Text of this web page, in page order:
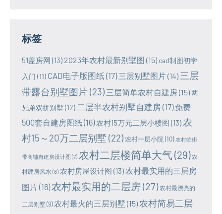
标签
51盖房网 (13) 2023年农村最新别墅图 (15) cad制图初学
入门 (11) CAD电子版图纸 (17) 三层别墅图片(14) 三层
带露台别墅图片 (23) 三层简单农村自建房(15)两
兄弟双拼别墅 (12) 二层半农村别墅自建房(17) 免费
500套自建房图纸(16) 农村15万元二层小楼图 (13)农
村15～20万二层别墅 (22) 农村一层小院 (10) 农村临街
带商铺自建房设计图 (7) 农村二层楼简单大气 (29) 农
村建房风水 (8) 农村房屋设计图 (13) 农村最实用的三层房
图片(16)农村最实用的二层房 (27) 农村最漂亮的
二层别墅(9) 农村最火的三层别墅 (15)农村简易二层